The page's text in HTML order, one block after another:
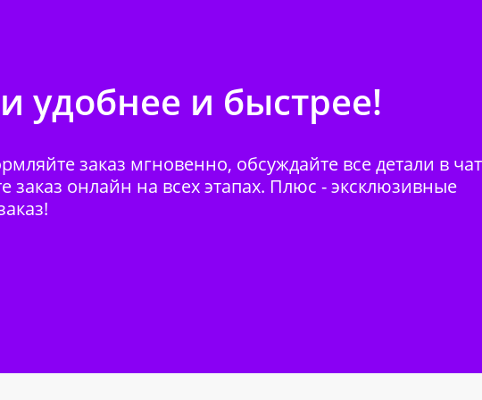
удобнее и быстрее!
заказ мгновенно, обсуждайте все детали в
заказ онлайн на всех этапах. Плюс - эксклюзивные